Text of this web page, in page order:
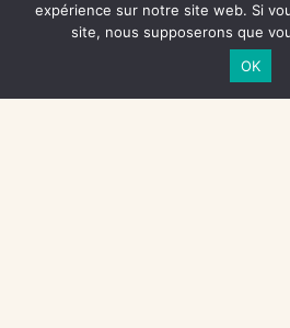
EN ATTENDANT NADEAU
expérience sur notre site web. Si
site, nous supposerons que
OK